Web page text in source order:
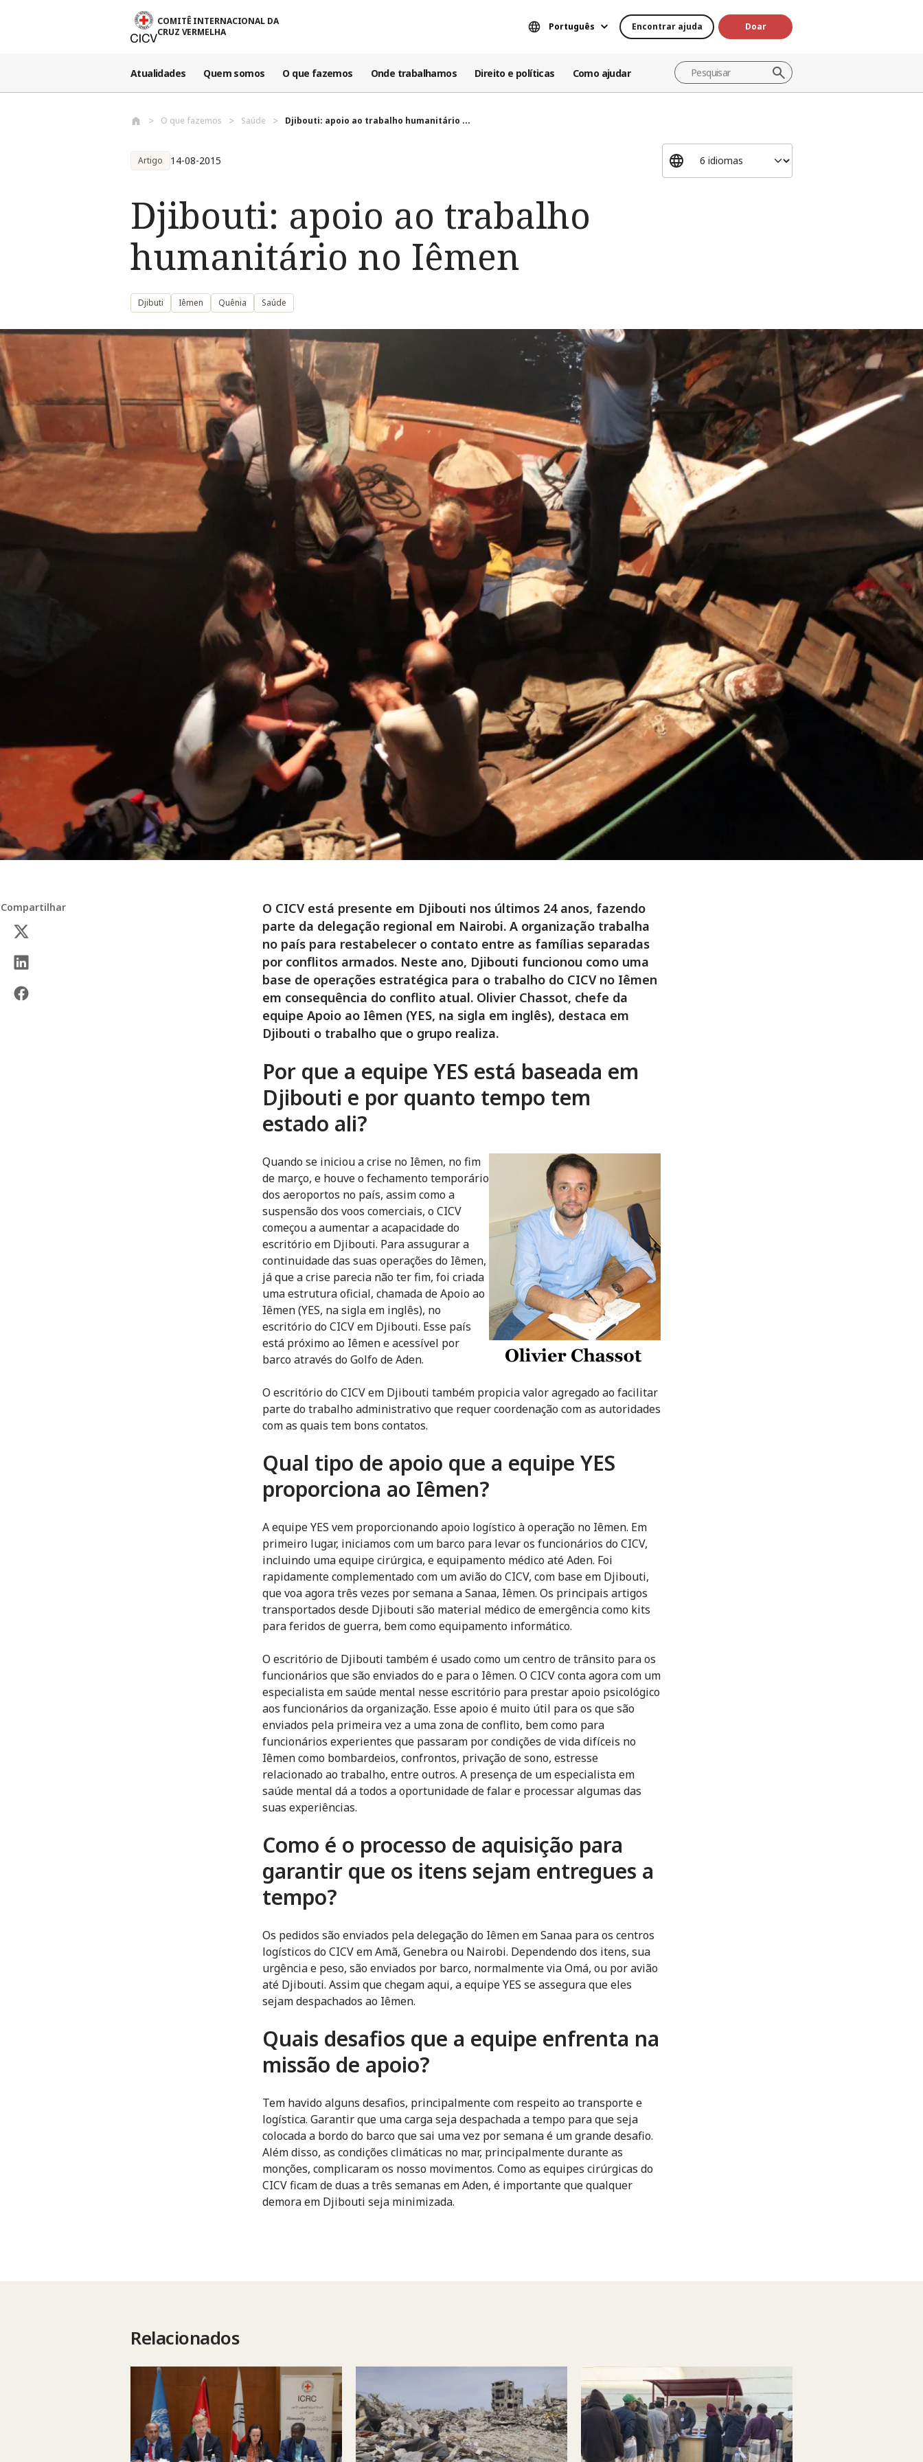
Passar para o conteúdo principal
COMITÊ INTERNACIONAL DA
CRUZ VERMELHA
Português Encontrar ajuda Doar
Atualidades Quem somos O que fazemos Onde trabalhamos Direito e políticas Como ajudar
O que fazemos Saúde Djibouti: apoio ao trabalho humanitário ...
Artigo 14-08-2015
Djibouti: apoio ao trabalho
humanitário no Iêmen
Djibuti Iêmen Quênia Saúde
Compartilhar
O CICV está presente em Djibouti nos últimos 24 anos, fazendo
parte da delegação regional em Nairobi. A organização trabalha
no país para restabelecer o contato entre as famílias separadas
por conflitos armados. Neste ano, Djibouti funcionou como uma
base de operações estratégica para o trabalho do CICV no Iêmen
em consequência do conflito atual. Olivier Chassot, chefe da
equipe Apoio ao Iêmen (YES, na sigla em inglês), destaca em
Djibouti o trabalho que o grupo realiza.
Por que a equipe YES está baseada em
Djibouti e por quanto tempo tem
estado ali?
Quando se iniciou a crise no Iêmen, no fim
de março, e houve o fechamento temporário
dos aeroportos no país, assim como a
suspensão dos voos comerciais, o CICV
começou a aumentar a acapacidade do
escritório em Djibouti. Para assugurar a
continuidade das suas operações do Iêmen,
já que a crise parecia não ter fim, foi criada
uma estrutura oficial, chamada de Apoio ao
Iêmen (YES, na sigla em inglês), no
escritório do CICV em Djibouti. Esse país
está próximo ao Iêmen e acessível por
barco através do Golfo de Aden.
O escritório do CICV em Djibouti também propicia valor agregado ao facilitar
parte do trabalho administrativo que requer coordenação com as autoridades
com as quais tem bons contatos.
Qual tipo de apoio que a equipe YES
proporciona ao Iêmen?
A equipe YES vem proporcionando apoio logístico à operação no Iêmen. Em
primeiro lugar, iniciamos com um barco para levar os funcionários do CICV,
incluindo uma equipe cirúrgica, e equipamento médico até Aden. Foi
rapidamente complementado com um avião do CICV, com base em Djibouti,
que voa agora três vezes por semana a Sanaa, Iêmen. Os principais artigos
transportados desde Djibouti são material médico de emergência como kits
para feridos de guerra, bem como equipamento informático.
O escritório de Djibouti também é usado como um centro de trânsito para os
funcionários que são enviados do e para o Iêmen. O CICV conta agora com um
especialista em saúde mental nesse escritório para prestar apoio psicológico
aos funcionários da organização. Esse apoio é muito útil para os que são
enviados pela primeira vez a uma zona de conflito, bem como para
funcionários experientes que passaram por condições de vida difíceis no
Iêmen como bombardeios, confrontos, privação de sono, estresse
relacionado ao trabalho, entre outros. A presença de um especialista em
saúde mental dá a todos a oportunidade de falar e processar algumas das
suas experiências.
Como é o processo de aquisição para
garantir que os itens sejam entregues a
tempo?
Os pedidos são enviados pela delegação do Iêmen em Sanaa para os centros
logísticos do CICV em Amã, Genebra ou Nairobi. Dependendo dos itens, sua
urgência e peso, são enviados por barco, normalmente via Omá, ou por avião
até Djibouti. Assim que chegam aqui, a equipe YES se assegura que eles
sejam despachados ao Iêmen.
Quais desafios que a equipe enfrenta na
missão de apoio?
Tem havido alguns desafios, principalmente com respeito ao transporte e
logística. Garantir que uma carga seja despachada a tempo para que seja
colocada a bordo do barco que sai uma vez por semana é um grande desafio.
Além disso, as condições climáticas no mar, principalmente durante as
monções, complicaram os nosso movimentos. Como as equipes cirúrgicas do
CICV ficam de duas a três semanas em Aden, é importante que qualquer
demora em Djibouti seja minimizada.
Relacionados